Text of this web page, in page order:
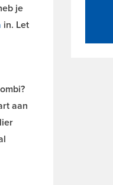
je
in. Let
aan